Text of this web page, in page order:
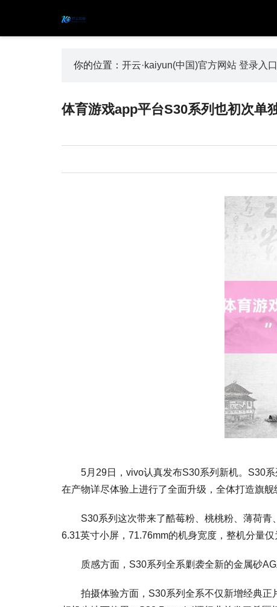
你的位置： 开云·kaiyun(中国)官方网站 登录入口
体育游戏app平台S30系列也初次单
5月29日，vivo认真发布S30系列新机。S30系
在产物详尽体验上进行了全面升级，全体打造旗舰
S30系列这次带来了酷莓粉、桃桃粉、薄荷青
6.31英寸小屏，71.76mm的机身宽度，整机分量仅
质感方面，S30系列全系剿袭全新的金属砂AG
拍摄体验方面，S30系列全系不仅新增经典正